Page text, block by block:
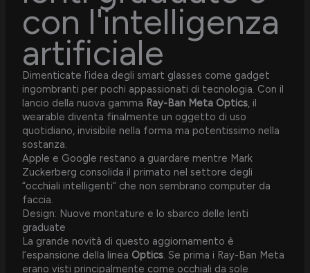
con l'intelligenza
artificiale
Dimenticate l’idea degli smart glasses come gadget
ingombranti per pochi appassionati di tecnologia. Con il
lancio della nuova gamma Ray-Ban Meta Optics, il
wearable diventa finalmente un oggetto di uso
quotidiano, invisibile nella forma ma potentissimo nella
sostanza.
Apple e Google restano a guardare mentre Mark
Zuckerberg consolida il primato nel settore degli
“occhiali intelligenti” che non sembrano computer da
faccia.
Design: Nuove montature e lo sbarco delle lenti
graduate
La grande novità di questo aggiornamento è
l’espansione della linea Optics. Se prima i Ray-Ban Meta
erano visti principalmente come occhiali da sole